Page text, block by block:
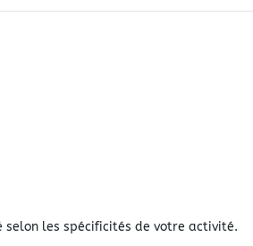
les spécificités de votre activité.